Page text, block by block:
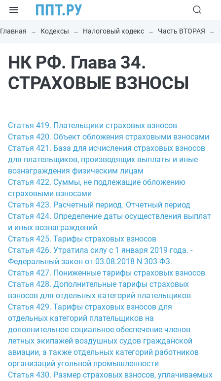
Главная Кодексы Налоговый кодекс Часть ВТОРАЯ
НК РФ. Глава 34.
СТРАХОВЫЕ ВЗНОСЫ
Статья 419. Плательщики страховых взносов
Статья 420. Объект обложения страховыми взносами
Статья 421. База для исчисления страховых взносов
для плательщиков, производящих выплаты и иные
вознаграждения физическим лицам
Статья 422. Суммы, не подлежащие обложению
страховыми взносами
Статья 423. Расчетный период. Отчетный период
Статья 424. Определение даты осуществления выплат
и иных вознаграждений
Статья 425. Тарифы страховых взносов
Статья 426. Утратила силу с 1 января 2019 года. -
Федеральный закон от 03.08.2018 N 303-ФЗ.
Статья 427. Пониженные тарифы страховых взносов
Статья 428. Дополнительные тарифы страховых
взносов для отдельных категорий плательщиков
Статья 429. Тарифы страховых взносов для
отдельных категорий плательщиков на
дополнительное социальное обеспечение членов
летных экипажей воздушных судов гражданской
авиации, а также отдельных категорий работников
организаций угольной промышленности
Статья 430. Размер страховых взносов, уплачиваемых